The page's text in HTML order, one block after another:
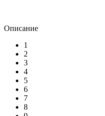
Описание
1
2
3
4
5
6
7
8